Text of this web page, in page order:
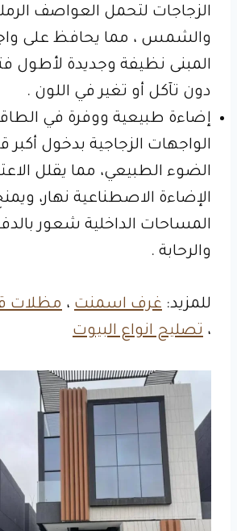
الزجاجات لتحمل العواصف
والشمس ، مما يحافظ على
المبنى نظيفة وجديدة لأطول
دون تآكل أو تغير في اللون .
إضاءة طبيعية ووفرة في
الواجهات الزجاجية بدخول أكبر
الضوء الطبيعي، مما يقلل
الإضاءة الاصطناعية نهار،
المساحات الداخلية شعور
والرحابة .
للمزيد: غرف اسمنت ، مظلات
، تصليح انواع البيوت